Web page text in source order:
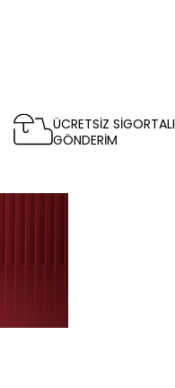
ÜCRETSİZ SİGORTALI
GÖNDERİM